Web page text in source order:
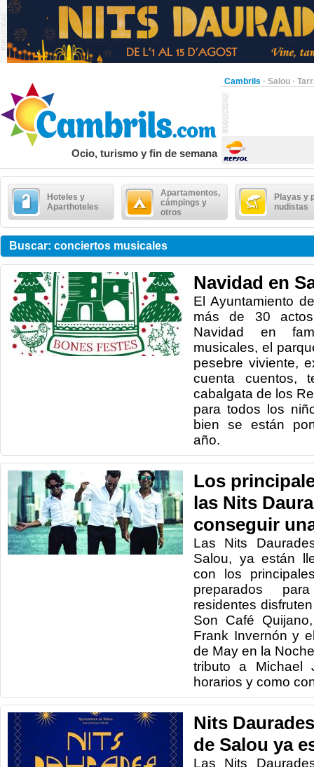
Cambrils · Salou ·
Ocio, turismo y fin de semana
Hoteles y
Aparthoteles
Apartamentos,
cámpings y
otros
Playas y
nudistas
Buscar: conciertos musicales
Navidad en
El Ayuntamiento
más de 30
Navidad en
musicales, el
pesebre viviente,
cuenta cuentos,
cabalgata de los
para todos los
bien se están
año.
Los
las Nits
conseguir
Las Nits
Salou, ya están
con los
preparados
residentes
Son Café
Frank Invernón y
de May en la
tributo a Michael
horarios y como
Nits
de Salou ya
Las Nits